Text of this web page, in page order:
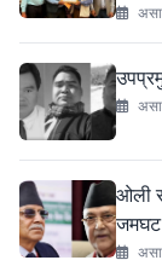
ओली